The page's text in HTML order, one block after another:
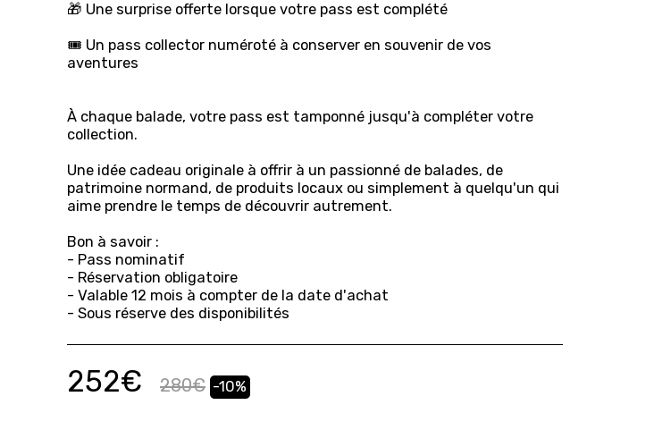
🎁 Une surprise offerte lorsque votre pass est complété
🎟️ Un pass collector numéroté à conserver en souvenir de vos
aventures
À chaque balade, votre pass est tamponné jusqu'à compléter votre
collection.
Une idée cadeau originale à offrir à un passionné de balades, de
patrimoine normand, de produits locaux ou simplement à quelqu'un qui
aime prendre le temps de découvrir autrement.
Bon à savoir :
- Pass nominatif
- Réservation obligatoire
- Valable 12 mois à compter de la date d'achat
- Sous réserve des disponibilités
252€ 280€ -10%